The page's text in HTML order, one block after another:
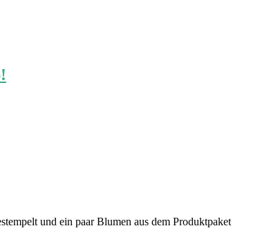
und ein paar Blumen aus dem Produktpaket